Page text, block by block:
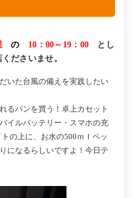
業の 10：00～19：00
とし
ださいませ。
いた台風の備えを実践したい
るパンを買う！卓上カセット
イルバッテリー・スマホの充
の上に、お水の500ｍｌペッ
になるらしいですよ！今日テ